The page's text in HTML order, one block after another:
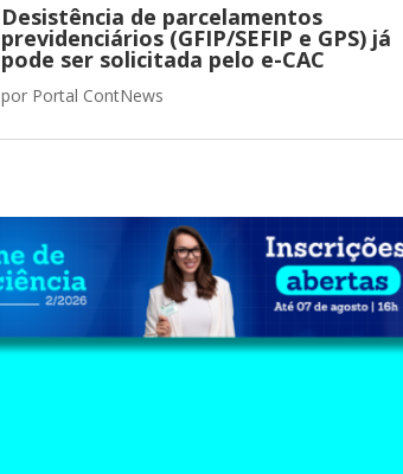
Desistência de parcelamentos
previdenciários (GFIP/SEFIP e GPS) já
pode ser solicitada pelo e-CAC
por Portal ContNews